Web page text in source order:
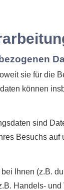
sie für die
können
sind
Besuchs
Ihnen (z.B.
Handels-